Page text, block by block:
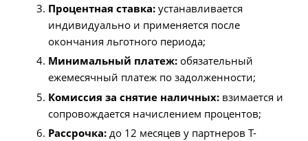
Процентная ставка:устанавливается
индивидуально и применяется после
окончания льготного периода;
Минимальный платеж:обязательный
ежемесячный платеж по задолженности;
Комиссия за снятие наличных:взимается и
сопровождается начислением процентов;
Рассрочка:до 12 месяцев у партнеров Т-